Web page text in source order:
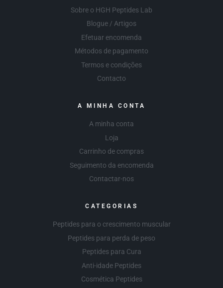
Sobre o HGH Peptides Lab
Blogue / Artigos
Efetuar encomenda
Métodos de pagamento
Termos e condições
Contacto
A MINHA CONTA
A minha conta
Loja
Carrinho de compras
Seguimento da encomenda
Contactar-nos
CATEGORIAS
Peptides para o crescimento muscular
Peptides para perda de peso
Peptides para Cura
Anti-idade Peptides
Cosmética Peptides